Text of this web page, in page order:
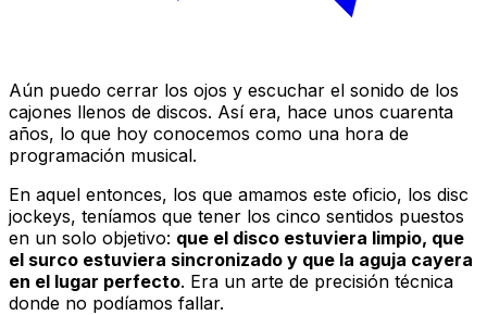
Aún puedo cerrar los ojos y escuchar el sonido de los
cajones llenos de discos. Así era, hace unos cuarenta
años, lo que hoy conocemos como una hora de
programación musical.
En aquel entonces, los que amamos este oficio, los disc
jockeys, teníamos que tener los cinco sentidos puestos
en un solo objetivo: que el disco estuviera limpio, que
el surco estuviera sincronizado y que la aguja cayera
en el lugar perfecto. Era un arte de precisión técnica
donde no podíamos fallar.